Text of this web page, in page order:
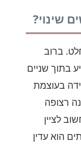
שינוי?
ברוב
בתוך שניים
בעוצמת
רצופה
לציין
הוא עדין